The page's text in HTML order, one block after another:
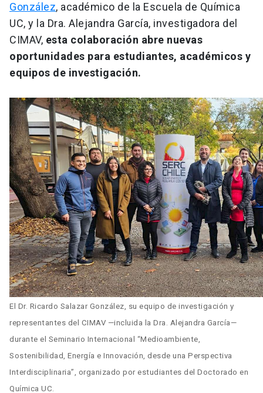
González, académico de la Escuela de Química
UC, y la Dra. Alejandra García, investigadora del
CIMAV, esta colaboración abre nuevas
oportunidades para estudiantes, académicos y
equipos de investigación.
El Dr. Ricardo Salazar González, su equipo de investigación y
representantes del CIMAV —incluida la Dra. Alejandra García—
durante el Seminario Internacional “Medioambiente,
Sostenibilidad, Energía e Innovación, desde una Perspectiva
Interdisciplinaria”, organizado por estudiantes del Doctorado en
Química UC.